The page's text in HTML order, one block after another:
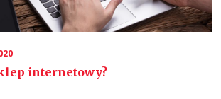
internetowy?